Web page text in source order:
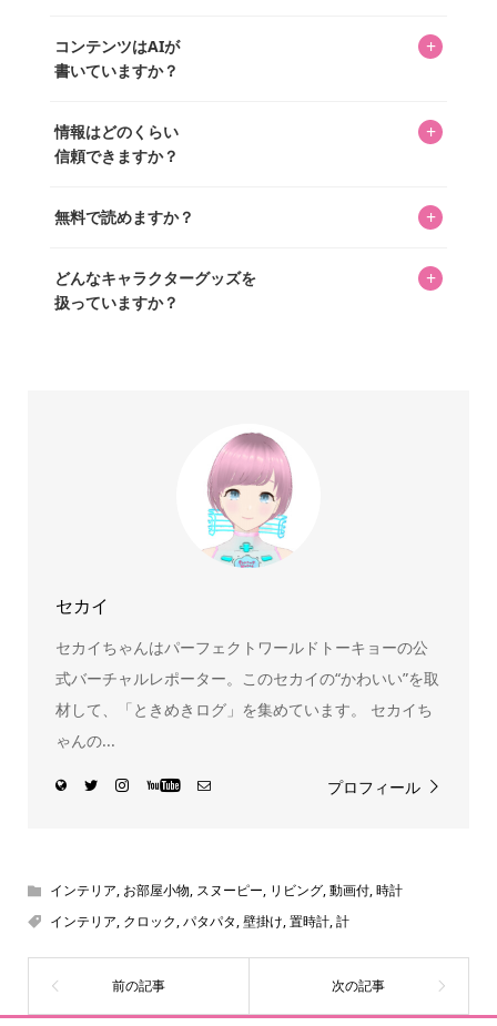
があり、そこからジャンプできます。
ています。記事内の99%を超えるほぼすべての写真も、1枚
ずつ心を込めて自分たちで撮影したものです。さらに、10
ッズを収集し、月に1,000点の新商品を選定・購入する編集
長KOSが全記事を監修しています。
コンテンツはAIが
書いていますか？
+
書いています。AIは使用していません。編集長KOSが最終確
認を行い、手動で更新しています。
情報はどのくらい
信頼できますか？
+
いをお届けすることは保証します。なお、記事内に価格は
め、正確な情報をお伝えできないからです。
無料で読めますか？ +
どんなキャラクターグッズを
扱っていますか？
+
ーをいち早く皆さんにお届けすることも、私たちの使命の
セカイ
セカイちゃんはパーフェクトワールドトーキョーの公
式バーチャルレポーター。このセカイの“かわいい”を取
材して、「ときめきログ」を集めています。 セカイち
ゃんの...
プロフィール
インテリア, お部屋小物, スヌーピー, リビング,動画付,時計
インテリア, クロック,パタパタ,壁掛け,置時計,計